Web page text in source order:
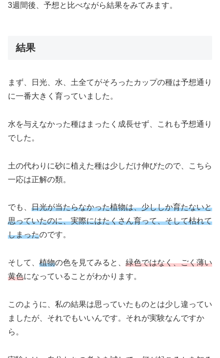
3週間後、予想と比べながら結果をみてみます。
結果
まず、日光、水、土全てがそろったカップの種は予想通り
に一番大きく育っていました。
水を与えなかった種はまったく成長せず、これも予想通り
でした。
土の代わりに砂に植えた種は少しだけ伸びたので、こちら
一応は正解の類。
でも、 日光が当たらなかった植物は、少ししか育たないと
思っていたのに、実際にはたくさん育って、そして枯れて
しまったのです。
そして、 植物の色を見てみると、 緑色ではなく、ごく薄い
黄色になっていることがわかります。
このように、私の結果は思っていたものとは少し違ってい
ましたが、それでもいいんです。それが実験なんですか
ら。